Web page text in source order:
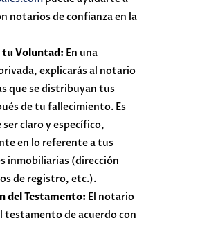
notarios de confianza en la
tu Voluntad: En una
explicarás al notario
que se distribuyan tus
de tu fallecimiento. Es
claro y específico,
en lo referente a tus
inmobiliarias (dirección
de registro, etc.).
del Testamento: El notario
testamento de acuerdo con